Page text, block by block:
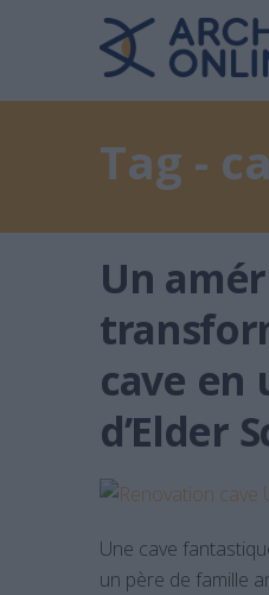
Tag -
Un
cave en
d’Elder
Une cave
un père de famille